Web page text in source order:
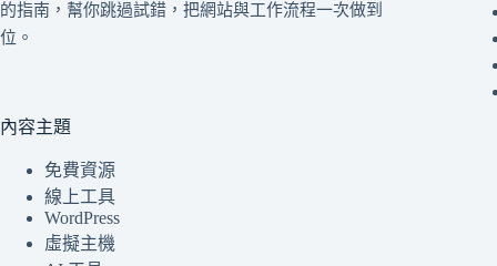
的指南，幫你跳過試錯，把網站與工作流程一次做到
位。
內容主題
免費資源
線上工具
WordPress
虛擬主機